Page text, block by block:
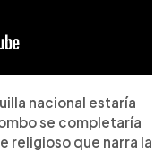
nacional estaría
se completaría
religioso que narra la